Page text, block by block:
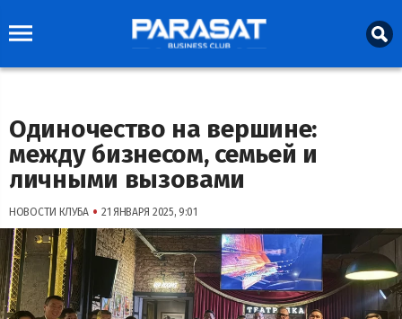
Одиночество на вершине:
между бизнесом, семьей и
личными вызовами
НОВОСТИ КЛУБА • 21 ЯНВАРЯ 2025, 9:01